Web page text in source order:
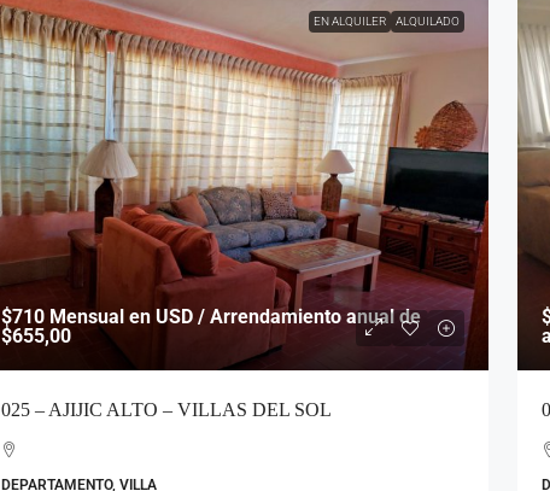
EN ALQUILER ALQUILADO
$710 Mensual en USD / Arrendamiento anual de
$655,00
025 – AJIJIC ALTO – VILLAS DEL SOL
DEPARTAMENTO, VILLA